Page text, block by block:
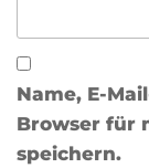
Name, E-
Browser für
speichern.